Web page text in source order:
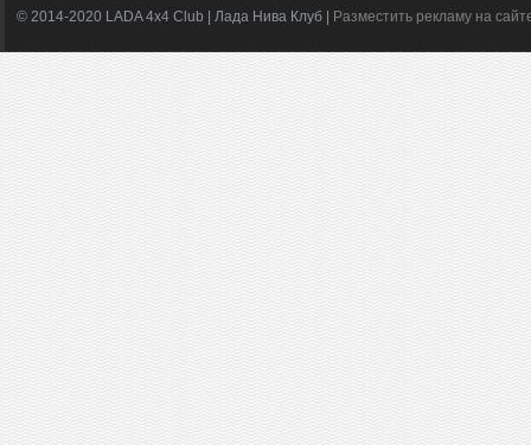
© 2014-2020 LADA 4x4 Club | Лада Нива Клуб | Разместить рекламу на